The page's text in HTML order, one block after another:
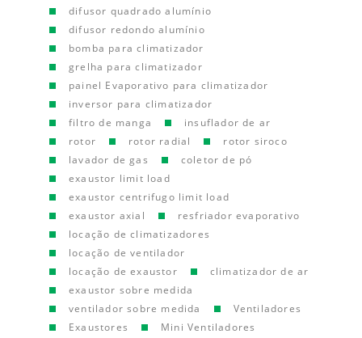
difusor quadrado alumínio
difusor redondo alumínio
bomba para climatizador
grelha para climatizador
painel Evaporativo para climatizador
inversor para climatizador
filtro de manga
insuflador de ar
rotor
rotor radial
rotor siroco
lavador de gas
coletor de pó
exaustor limit load
exaustor centrifugo limit load
exaustor axial
resfriador evaporativo
locação de climatizadores
locação de ventilador
locação de exaustor
climatizador de ar
exaustor sobre medida
ventilador sobre medida
Ventiladores
Exaustores
Mini Ventiladores